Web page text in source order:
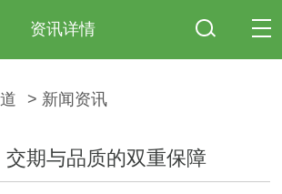
资讯详情
> 新闻资讯
交期与品质的双重保障